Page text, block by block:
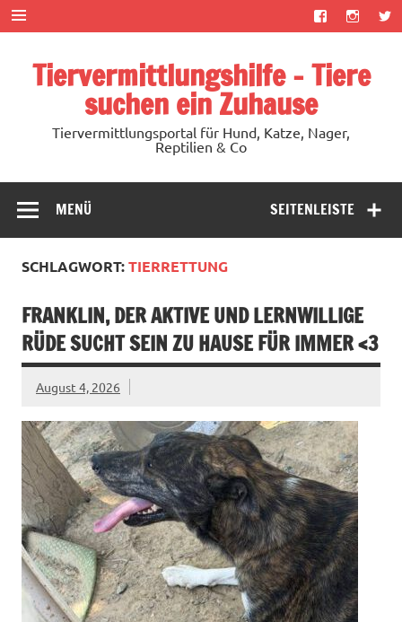
Zum
Inhalt
springen
Tiervermittlungshilfe – Tiere
suchen ein Zuhause
Tiervermittlungsportal für Hund, Katze, Nager,
Reptilien & Co
SEITENLEISTE
MENÜ
SCHLAGWORT:TIERRETTUNG
FRANKLIN, DER AKTIVE UND LERNWILLIGE
RÜDE SUCHT SEIN ZU HAUSE FÜR IMMER <3
August 4, 2026